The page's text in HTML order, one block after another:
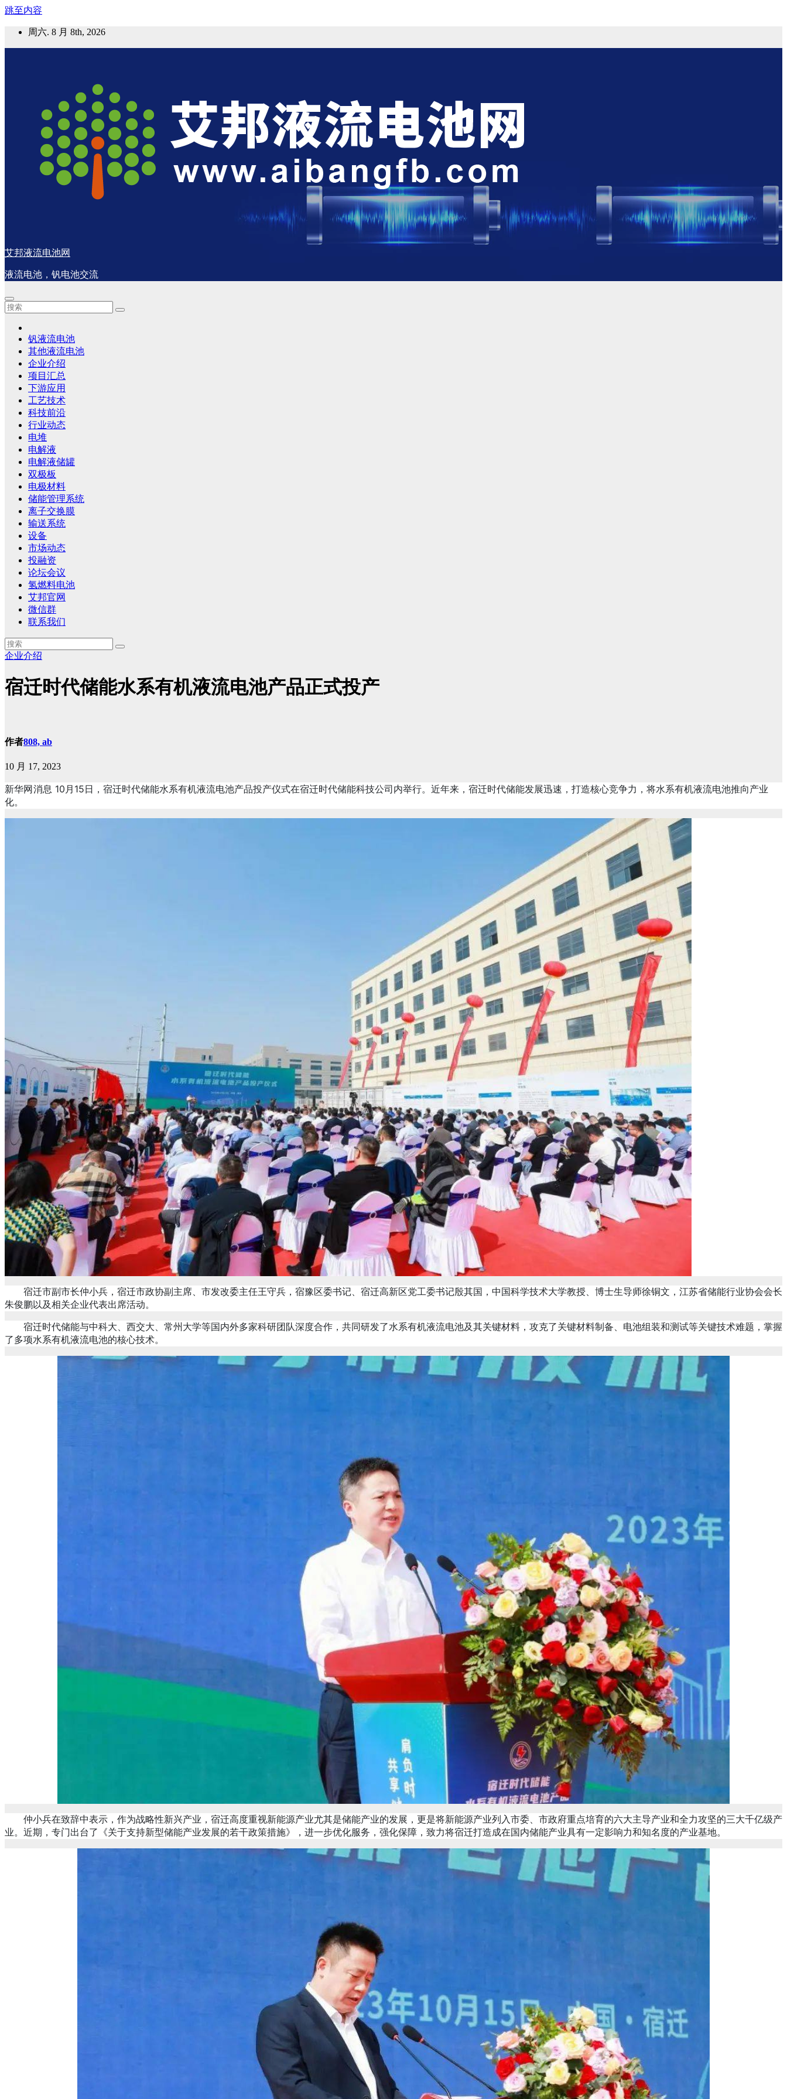
跳至内容
周六. 8 月 8th, 2026
艾邦液流电池网
液流电池，钒电池交流
钒液流电池
其他液流电池
企业介绍
项目汇总
下游应用
工艺技术
科技前沿
行业动态
电堆
电解液
电解液储罐
双极板
电极材料
储能管理系统
离子交换膜
输送系统
设备
市场动态
投融资
论坛会议
氢燃料电池
艾邦官网
微信群
联系我们
企业介绍
宿迁时代储能水系有机液流电池产品正式投产
作者808, ab
10 月 17, 2023
新华网消息 10月15日，宿迁时代储能水系有机液流电池产品投产仪式在宿迁时代储能科技公司内举行。近年来，宿迁时代储能发展迅速，打造核心竞争力，将水系有机液流电池推向产业
化。
宿迁市副市长仲小兵，宿迁市政协副主席、市发改委主任王守兵，宿豫区委书记、宿迁高新区党工委书记殷其国，中国科学技术大学教授、博士生导师徐铜文，江苏省储能行业协会会长
朱俊鹏以及相关企业代表出席活动。
宿迁时代储能与中科大、⻄交大、常州大学等国内外多家科研团队深度合作，共同研发了水系有机液流电池及其关键材料，攻克了关键材料制备、电池组装和测试等关键技术难题，掌握
了多项水系有机液流电池的核心技术。
仲小兵在致辞中表示，作为战略性新兴产业，宿迁高度重视新能源产业尤其是储能产业的发展，更是将新能源产业列入市委、市政府重点培育的六大主导产业和全力攻坚的三大千亿级产
业。近期，专门出台了《关于支持新型储能产业发展的若干政策措施》，进一步优化服务，强化保障，致力将宿迁打造成在国内储能产业具有一定影响力和知名度的产业基地。